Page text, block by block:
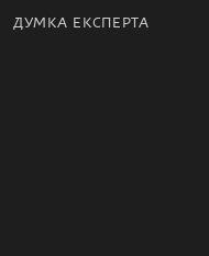
ДУМКА ЕКСПЕРТА